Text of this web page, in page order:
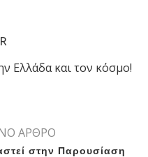
Ελλάδα και τον κόσμο!
ΑΡΘΡΟ
στην Παρουσίαση